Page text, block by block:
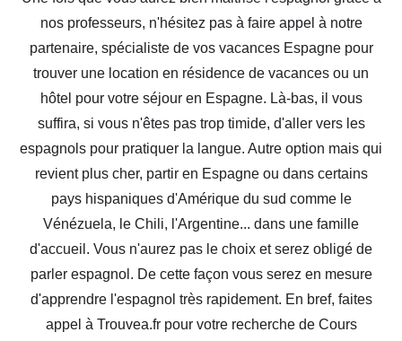
nos professeurs, n'hésitez pas à faire appel à notre
partenaire, spécialiste de vos vacances Espagne pour
trouver une location en résidence de vacances ou un
hôtel pour votre séjour en Espagne. Là-bas, il vous
suffira, si vous n'êtes pas trop timide, d'aller vers les
espagnols pour pratiquer la langue. Autre option mais qui
revient plus cher, partir en Espagne ou dans certains
pays hispaniques d'Amérique du sud comme le
Vénézuela, le Chili, l'Argentine... dans une famille
d'accueil. Vous n'aurez pas le choix et serez obligé de
parler espagnol. De cette façon vous serez en mesure
d'apprendre l'espagnol très rapidement. En bref, faites
appel à Trouvea.fr pour votre recherche de Cours